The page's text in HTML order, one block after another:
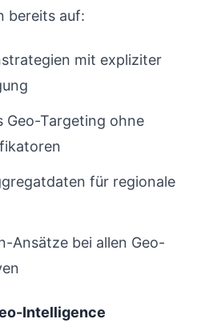
bereits auf:
mit expliziter
Geo-Targeting ohne
für regionale
Ansätze bei allen Geo-
Intelligence